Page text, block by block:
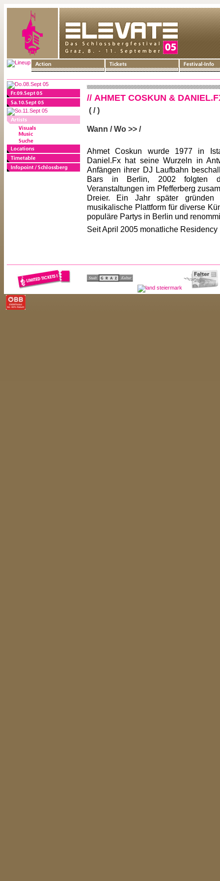
// AHMET COSKUN &
( / )
Wann / Wo >> /
Ahmet Coskun wurde 1977 in
Daniel.Fx hat seine Wurzeln in
Anfängen ihrer DJ Laufbahn
Bars in Berlin, 2002 folgten
Veranstaltungen im Pfefferberg
Dreier. Ein Jahr später gründen
musikalische Plattform für diverse
populäre Partys in Berlin und
Seit April 2005 monatliche
<< ZUR�CK << ARTIST-LISTE